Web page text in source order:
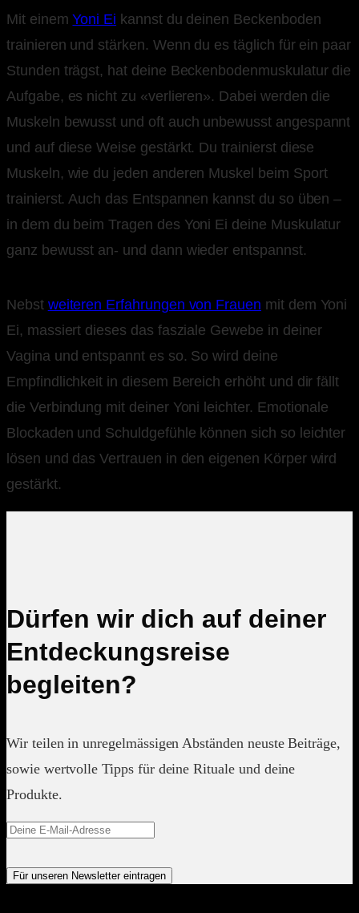
Mit einemYoni Ei kannst du deinen Beckenboden
trainieren und stärken. Wenn du es täglich für ein paar
Stunden trägst, hat deine Beckenbodenmuskulatur die
Aufgabe, es nicht zu «verlieren». Dabei werden die
Muskeln bewusst und oft auch unbewusst angespannt
und auf diese Weise gestärkt. Du trainierst diese
Muskeln, wie du jeden anderen Muskel beim Sport
trainierst. Auch das Entspannen kannst du so üben –
in dem du beim Tragen des Yoni Ei deine Muskulatur
ganz bewusst an- und dann wieder entspannst.
Nebst weiteren Erfahrungen von Frauen mit dem Yoni
Ei, massiert dieses das fasziale Gewebe in deiner
Vagina und entspannt es so. So wird deine
Empfindlichkeit in diesem Bereich erhöht und dir fällt
die Verbindung mit deiner Yoni leichter. Emotionale
Blockaden und Schuldgefühle können sich so leichter
lösen und das Vertrauen in den eigenen Körper wird
gestärkt.
Dürfen wir dich auf deiner
Entdeckungsreise
begleiten?
Wir teilen in unregelmässigen Abständen neuste Beiträge,
sowie wertvolle Tipps für deine Rituale und deine
Produkte.